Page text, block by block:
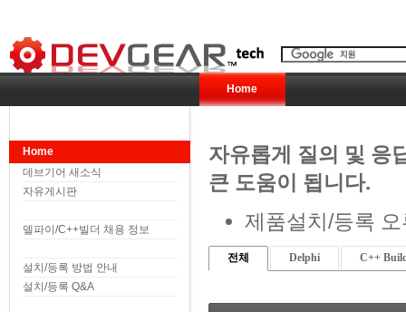
Home
Home
데브기어 새소식
자유게시판
델파이/C++빌더 채용 정보
설치/등록 방법 안내
설치/등록 Q&A
자유롭게 질의 및 응
큰 도움이 됩니다.
제품설치/등록
전체 Delphi C++